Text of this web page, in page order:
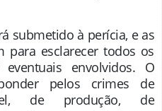
submetido à perícia, e as
para esclarecer todos os
envolvidos. O
pelos crimes de
de produção, de